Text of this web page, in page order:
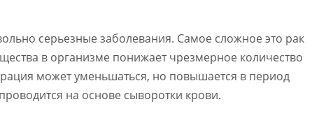
серьезные заболевания. Самое сложное это рак
в организме понижает чрезмерное количество
может уменьшаться, но повышается в период
на основе сыворотки крови.